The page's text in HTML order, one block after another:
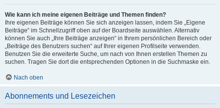
Wie kann ich meine eigenen Beiträge und Themen finden?
Ihre eigenen Beiträge können Sie sich anzeigen lassen, indem Sie „Eigene
Beiträge“ im Schnellzugriff oben auf der Boardseite auswählen. Alternativ
können Sie auch „Ihre Beiträge anzeigen“ in Ihrem persönlichen Bereich oder
„Beiträge des Benutzers suchen“ auf Ihrer eigenen Profilseite verwenden.
Benutzen Sie die erweiterte Suche, um nach von Ihnen erstellen Themen zu
suchen. Tragen Sie dort die entsprechenden Optionen in die Suchmaske ein.
Nach oben
Abonnements und Lesezeichen